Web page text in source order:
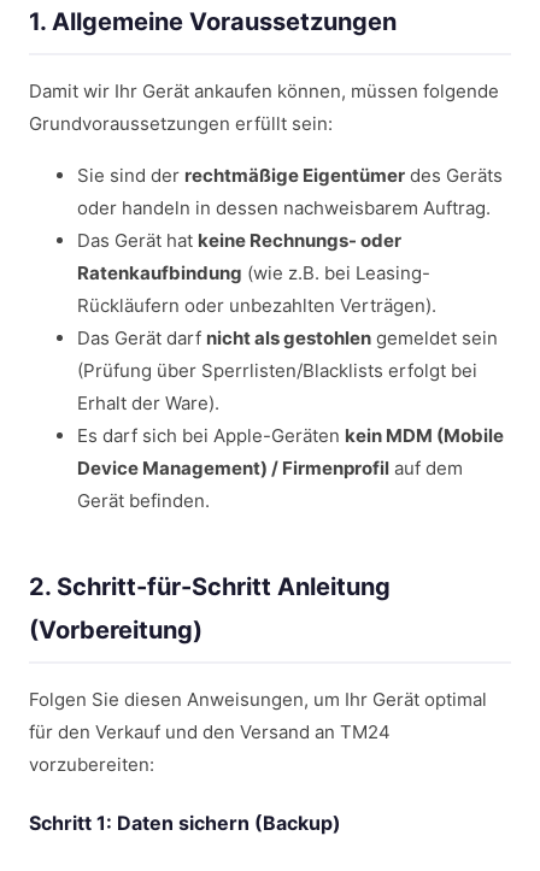
1. Allgemeine Voraussetzungen
Damit wir Ihr Gerät ankaufen können, müssen folgende
Grundvoraussetzungen erfüllt sein:
Sie sind der rechtmäßige Eigentümer des Geräts
oder handeln in dessen nachweisbarem Auftrag.
Das Gerät hat keine Rechnungs- oder
Ratenkaufbindung (wie z.B. bei Leasing-
Rückläufern oder unbezahlten Verträgen).
Das Gerät darf nicht als gestohlen gemeldet sein
(Prüfung über Sperrlisten/Blacklists erfolgt bei
Erhalt der Ware).
Es darf sich bei Apple-Geräten kein MDM (Mobile
Device Management) / Firmenprofil auf dem
Gerät befinden.
2. Schritt-für-Schritt Anleitung
(Vorbereitung)
Folgen Sie diesen Anweisungen, um Ihr Gerät optimal
für den Verkauf und den Versand an TM24
vorzubereiten:
Schritt 1: Daten sichern (Backup)